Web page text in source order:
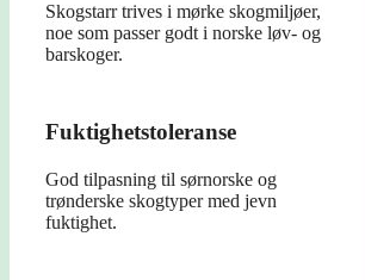
Skogstarr trives i mørke skogmiljøer,
noe som passer godt i norske løv- og
barskoger.
Fuktighetstoleranse
God tilpasning til sørnorske og
trønderske skogtyper med jevn
fuktighet.